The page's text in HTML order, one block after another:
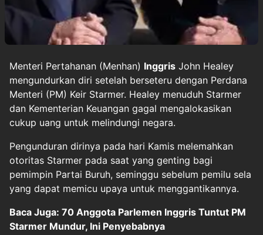
Menteri Pertahanan (Menhan) Inggris John Healey
mengundurkan diri setelah berseteru dengan Perdana
Menteri (PM) Keir Starmer. Healey menuduh Starmer
dan Kementerian Keuangan gagal mengalokasikan
cukup uang untuk melindungi negara.
Pengunduran dirinya pada hari Kamis melemahkan
otoritas Starmer pada saat yang genting bagi
pemimpin Partai Buruh, seminggu sebelum pemilu sela
yang dapat memicu upaya untuk menggantikannya.
Baca Juga: 70 Anggota Parlemen Inggris Tuntut PM
Starmer Mundur, Ini Penyebabnya